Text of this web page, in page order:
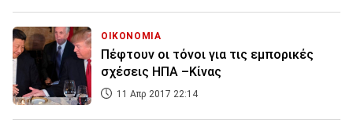
ΟΙΚΟΝΟΜΙΑ
Πέφτουν οι τόνοι για τις εμπορικές
σχέσεις ΗΠΑ –Κίνας
11 Απρ 2017 22:14